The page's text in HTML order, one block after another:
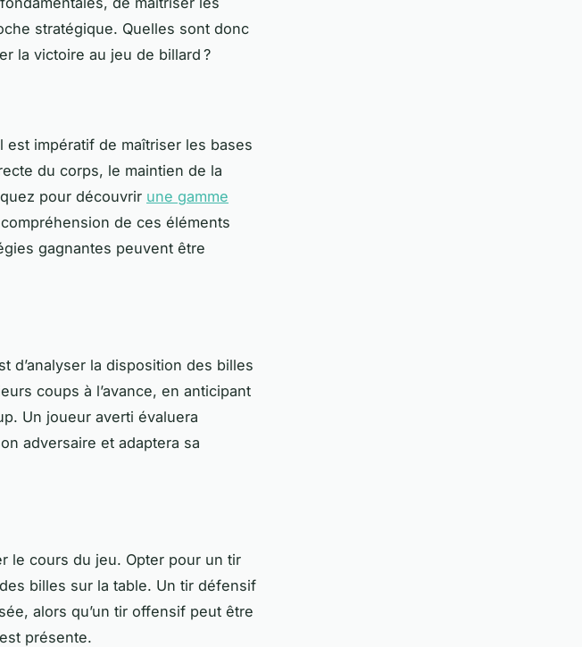
stratégique. Quelles sont donc
la victoire au jeu de billard ?
est impératif de maîtriser les bases
du corps, le maintien de la
pour découvrir une gamme
de ces éléments
gagnantes peuvent être
d’analyser la disposition des billes
coups à l’avance, en anticipant
Un joueur averti évaluera
adversaire et adaptera sa
le cours du jeu. Opter pour un tir
billes sur la table. Un tir défensif
alors qu’un tir offensif peut être
présente.